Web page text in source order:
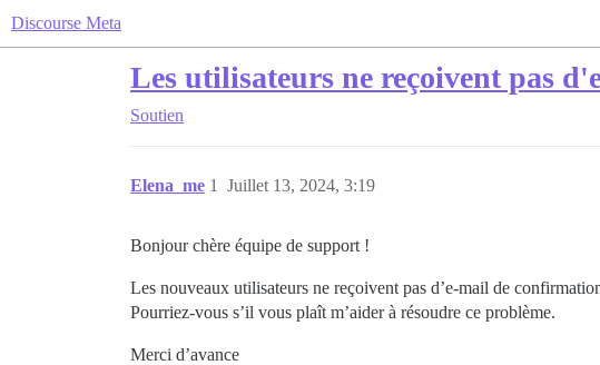
Discourse Meta
Les utilisateurs ne reçoivent pas
Soutien
Elena_me Juillet 13, 2024, 3:19
1
Bonjour chère équipe de support !
Les nouveaux utilisateurs ne reçoivent pas d’e-mail de
Pourriez-vous s’il vous plaît m’aider à résoudre ce problème.
Merci d’avance